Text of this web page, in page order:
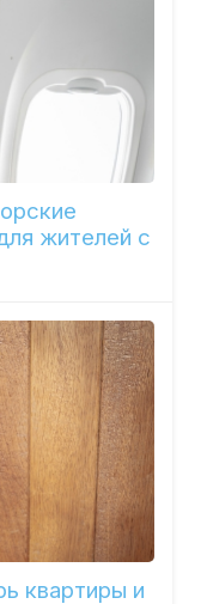
жителей с
квартиры и